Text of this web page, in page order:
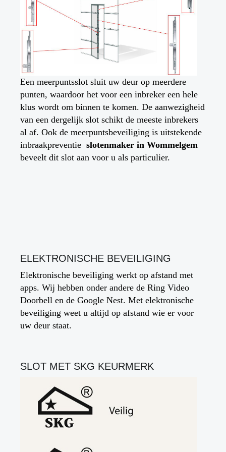
Een meerpuntsslot sluit uw deur op meerdere
punten, waardoor het voor een inbreker een hele
klus wordt om binnen te komen. De aanwezigheid
van een dergelijk slot schikt de meeste inbrekers
al af. Ook de meerpuntsbeveiliging is uitstekende
inbraakpreventie slotenmaker in Wommelgem
beveelt dit slot aan voor u als particulier.
ELEKTRONISCHE BEVEILIGING
Elektronische beveiliging werkt op afstand met
apps. Wij hebben onder andere de Ring Video
Doorbell en de Google Nest. Met elektronische
beveiliging weet u altijd op afstand wie er voor
uw deur staat.
SLOT MET SKG KEURMERK